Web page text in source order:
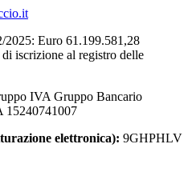
2025: Euro 61.199.581,28
iscrizione al registro delle
IVA Gruppo Bancario
15240741007
elettronica): 9GHPHLV